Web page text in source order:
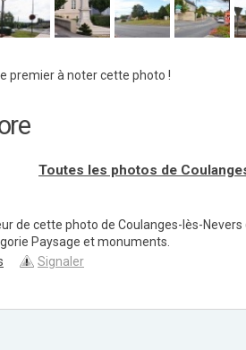
premier à noter cette photo !
Toutes les photos de
de cette photo de Coulanges-lès-Nevers
Paysage et monuments.
Signaler